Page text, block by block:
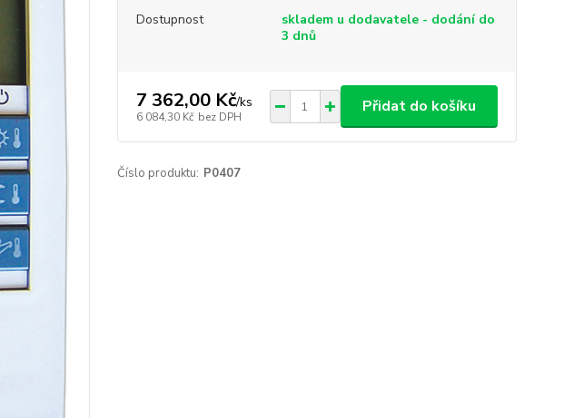
Dostupnost
skladem u dodavatele - dodání do
3 dnů
7 362,00 Kč/ks
6 084,30 Kč bez DPH
Přidat do košíku
Číslo produktu: P0407